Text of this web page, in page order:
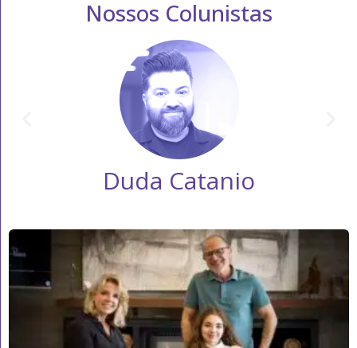
Nossos Colunistas
Duda Catanio